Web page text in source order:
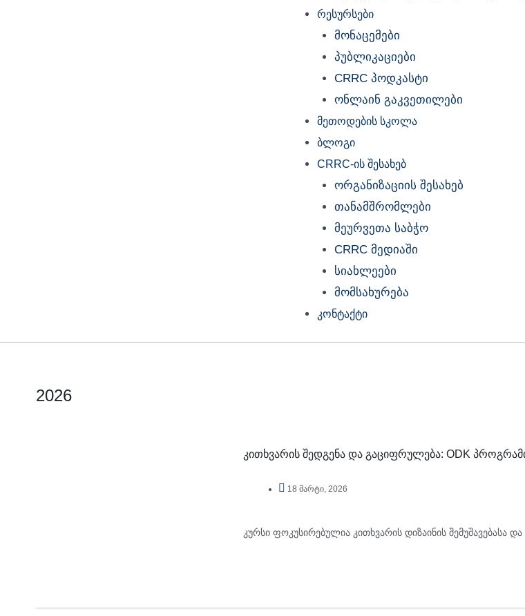
რესურსები
მონაცემები
პუბლიკაციები
CRRC პოდკასტი
ონლაინ გაკვეთილები
მეთოდების სკოლა
ბლოგი
CRRC-ის შესახებ
ორგანიზაციის შესახებ
თანამშრომლები
მეურვეთა საბჭო
CRRC მედიაში
სიახლეები
მომსახურება
კონტაქტი
2026
კითხვარის შედგენა და გაციფრულება: ODK
18 მარტი, 2026
კურსი ფოკუსირებულია კითხვარის დიზაინის შემუშავებასა